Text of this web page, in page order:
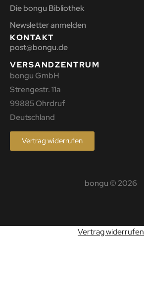
Die bongu Bibliothek
Newsletter anmelden
KONTAKT
post@bongu.de
VERSANDZENTRUM
bongu GmbH
Strengestr. 11a
99885 Ohrdruf
Deutschland
Vertrag widerrufen
bongu © 2026
Vertrag widerrufen